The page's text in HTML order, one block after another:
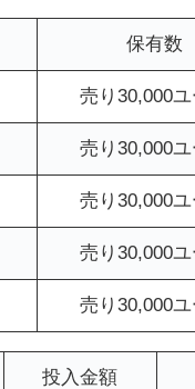
保有数
売り30,000ユ
売り30,000ユ
売り30,000ユ
売り30,000ユ
売り30,000ユ
投入金額